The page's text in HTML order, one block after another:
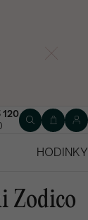
120
HODINKY
Zodico